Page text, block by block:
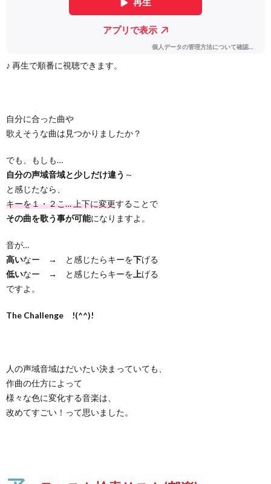
♪ 再生で順番に視聴できます。
自分に合った曲や
歌えそうな曲は見つかりましたか？
でも、もしも…
自分の声域音域と少しだけ違う ～
と感じたなら、
キーを１・２こ… 上下に変更することで
その曲を歌う事が可能になりますよ。
音が…
高いなー → と感じたらキーを下げる
低いなー → と感じたらキーを 上げる
ですよ。
The Challenge !(^^)!
人の声域音域はだいたい決まっていても、
作曲の仕方によって
様々な色に変化する音楽は、
改めてすごい！って思いました。